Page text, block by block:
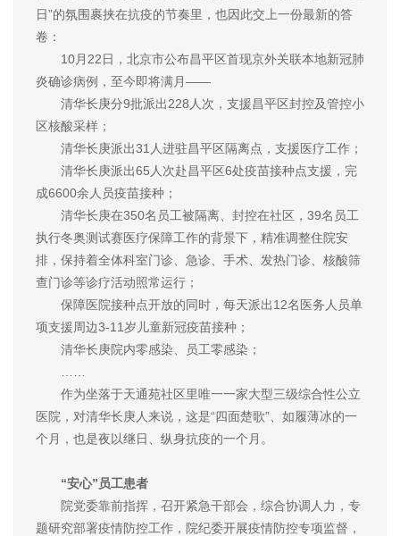
日”的氛围裹挟在抗疫的节奏里，也因此交上一份最新的答
卷：
10月22日，北京市公布昌平区首现京外关联本地新冠肺
炎确诊病例，至今即将满月——
清华长庚分9批派出228人次，支援昌平区封控及管控小
区核酸采样；
清华长庚派出31人进驻昌平区隔离点，支援医疗工作；
清华长庚派出65人次赴昌平区6处疫苗接种点支援，完
成6600余人员疫苗接种；
清华长庚在350名员工被隔离、封控在社区，39名员工
执行冬奥测试赛医疗保障工作的背景下，精准调整住院安
排，保持着全体科室门诊、急诊、手术、发热门诊、核酸筛
查门诊等诊疗活动照常运行；
保障医院接种点开放的同时，每天派出12名医务人员单
项支援周边3-11岁儿童新冠疫苗接种；
清华长庚院内零感染、员工零感染；
作为坐落于天通苑社区里唯一一家大型三级综合性公立
医院，对清华长庚人来说，这是“四面楚歌”、如履薄冰的一
个月，也是夜以继日、纵身抗疫的一个月。
“安心”员工患者
院党委靠前指挥，召开紧急干部会，综合协调人力，专
题研究部署疫情防控工作，院纪委开展疫情防控专项监督，